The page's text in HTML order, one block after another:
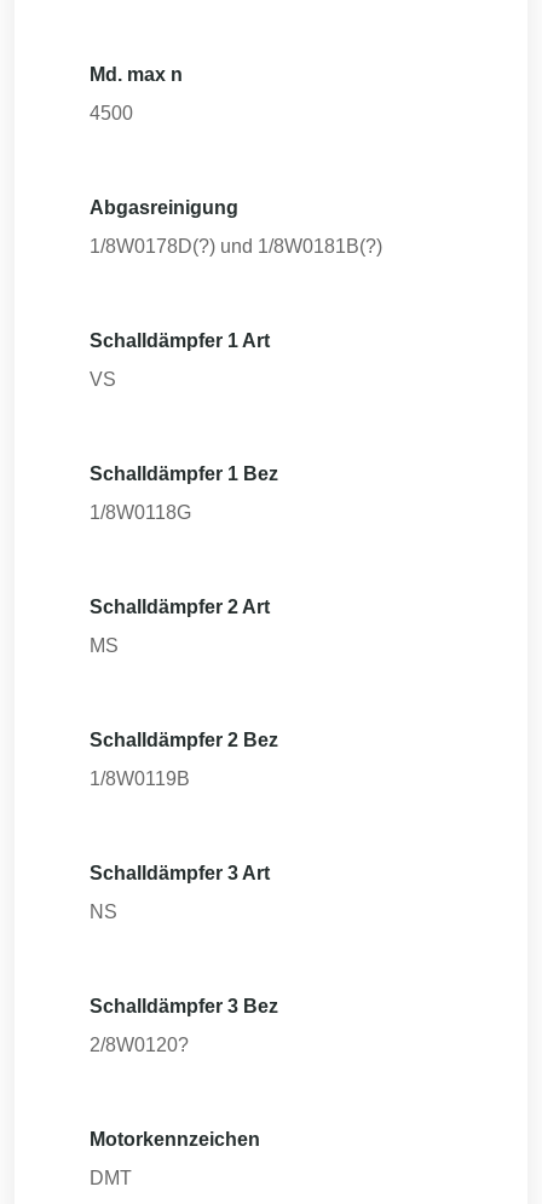
Md. max n
4500
Abgasreinigung
1/8W0178D(?) und 1/8W0181B(?)
Schalldämpfer 1 Art
VS
Schalldämpfer 1 Bez
1/8W0118G
Schalldämpfer 2 Art
MS
Schalldämpfer 2 Bez
1/8W0119B
Schalldämpfer 3 Art
NS
Schalldämpfer 3 Bez
2/8W0120?
Motorkennzeichen
DMT